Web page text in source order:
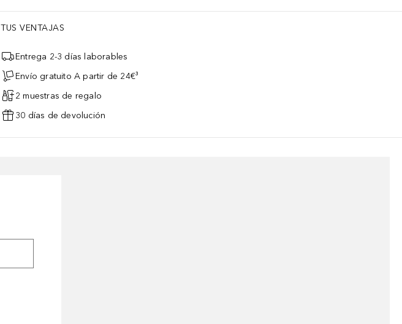
TUS VENTAJAS
Entrega 2-3 días laborables
Envío gratuito A partir de 24€³
2 muestras de regalo
30 días de devolución